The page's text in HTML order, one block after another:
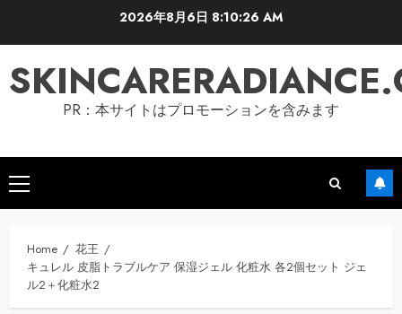
2026年8月6日 8:10:27 AM
PR：本サイトはプロモーションを含みます
Primary
Menu
Home
花王
キュレル 皮脂トラブルケア 保湿ジェル 化粧水 各2個セット ジェ
ル2＋化粧水2